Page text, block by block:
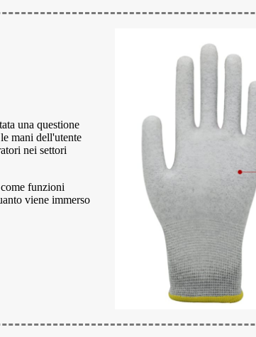
una questione
mani dell'utente
nei settori
funzioni
viene immerso